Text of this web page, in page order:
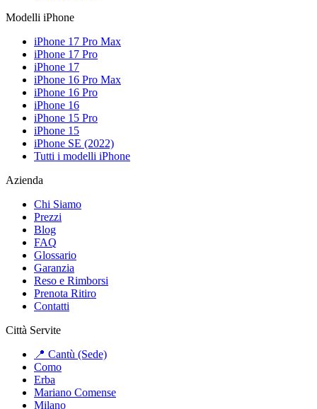
Modelli iPhone
iPhone 17 Pro Max
iPhone 17 Pro
iPhone 17
iPhone 16 Pro Max
iPhone 16 Pro
iPhone 16
iPhone 15 Pro
iPhone 15
iPhone SE (2022)
Tutti i modelli iPhone
Azienda
Chi Siamo
Prezzi
Blog
FAQ
Glossario
Garanzia
Reso e Rimborsi
Prenota Ritiro
Contatti
Città Servite
📍 Cantù (Sede)
Como
Erba
Mariano Comense
Milano